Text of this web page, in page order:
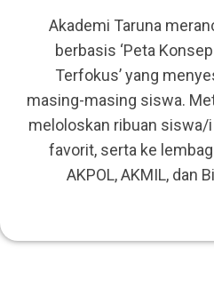
Akademi Taruna
berbasis ‘Peta
Terfokus’ yang
masing-masing siswa.
meloloskan ribuan siswa/
favorit, serta ke
AKPOL, AKMIL, dan